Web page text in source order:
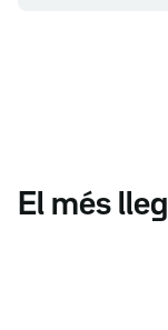
El més